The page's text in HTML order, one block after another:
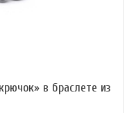
в браслете из